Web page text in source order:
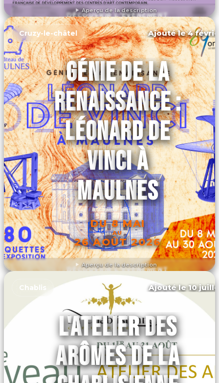
Aperçu de la description
DÉCOUVRIR L'ÉVÉNEMENT
Aperçu de la description
Cruzy-le-châtel Ajouté le 4
GÉNIE DE LA
RENAISSANCE :
LÉONARD DE
VINCI À
MAULNES
DU 8 MAI
AU
26 AOÛT 2026
DÉCOUVRIR L'ÉVÉNEMENT
Chablis Ajouté le 10
L'ATELIER DES
ARÔMES DE LA